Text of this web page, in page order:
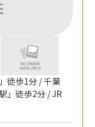
徒歩1分 / 千葉
」徒歩2分 / JR